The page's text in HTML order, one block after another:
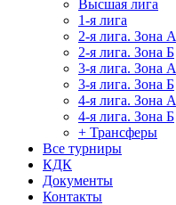
Высшая лига
1-я лига
2-я лига. Зона А
2-я лига. Зона Б
3-я лига. Зона А
3-я лига. Зона Б
4-я лига. Зона А
4-я лига. Зона Б
+ Трансферы
Все турниры
КДК
Документы
Контакты